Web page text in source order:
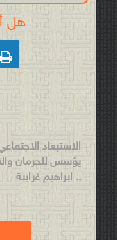
هل

الاستبعاد
يؤسس للحرمان
.. ابراهيم غرايبة